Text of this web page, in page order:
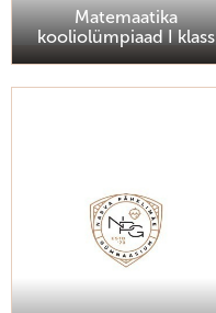
Matemaatika
kooliolümpiaad I klass